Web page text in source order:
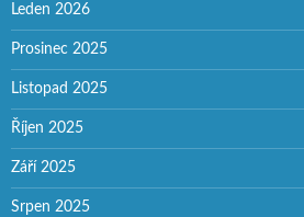
Leden 2026
Prosinec 2025
Listopad 2025
Říjen 2025
Září 2025
Srpen 2025